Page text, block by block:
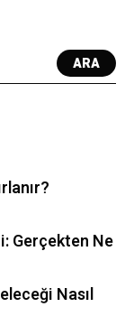
ARA
Gerçekten Ne
Nasıl